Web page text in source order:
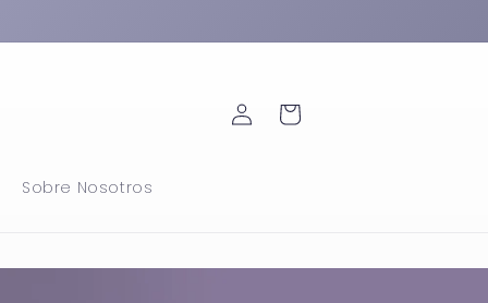
Sobre Nosotros
Iniciar
sesión
Carrito